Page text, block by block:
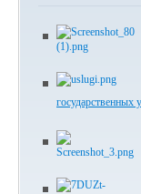
государственных